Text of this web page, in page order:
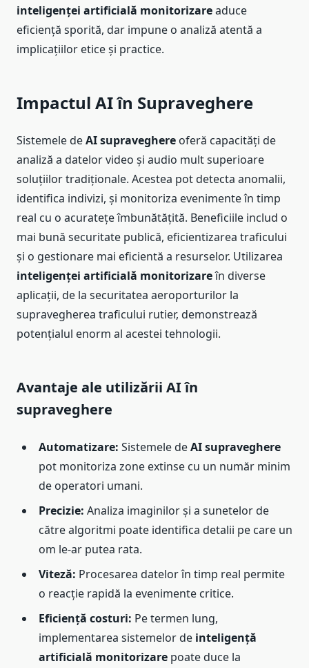
inteligenței artificială monitorizareaduce
eficiență sporită, dar impune o analiză atentă a
implicațiilor etice și practice.
Impactul AI în Supraveghere
Sistemele deAI supraveghere oferă capacități de
analiză a datelor video și audio mult superioare
soluțiilor tradiționale. Acestea pot detecta anomalii,
identifica indivizi, și monitoriza evenimente în timp
real cu o acuratețe îmbunătățită. Beneficiile includ o
mai bună securitate publică, eficientizarea traficului
și o gestionare mai eficientă a resurselor. Utilizarea
inteligenței artificială monitorizareîn diverse
aplicații, de la securitatea aeroporturilor la
supravegherea traficului rutier, demonstrează
potențialul enorm al acestei tehnologii.
Avantaje ale utilizării AI în
supraveghere
Automatizare: Sistemele deAI supraveghere
pot monitoriza zone extinse cu un număr minim
de operatori umani.
Precizie: Analiza imaginilor și a sunetelor de
către algoritmi poate identifica detalii pe care un
om le-ar putea rata.
Viteză: Procesarea datelor în timp real permite
o reacție rapidă la evenimente critice.
Eficiență costuri: Pe termen lung,
implementarea sistemelor de inteligență
artificială monitorizare poate duce la